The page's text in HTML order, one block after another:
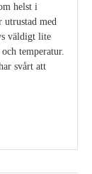
helst i
utrustad med
väldigt lite
temperatur.
svårt att